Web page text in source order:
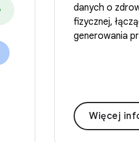
danych o
fizycznej,
generowania
Więcej